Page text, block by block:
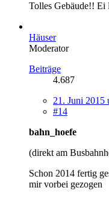
Tolles Gebäude!! Ei
Häuser
Moderator
Beiträge
4.687
21. Juni 2015
#14
bahn_hoefe
(direkt am
Schon 2014 fertig
mir vorbei gezogen